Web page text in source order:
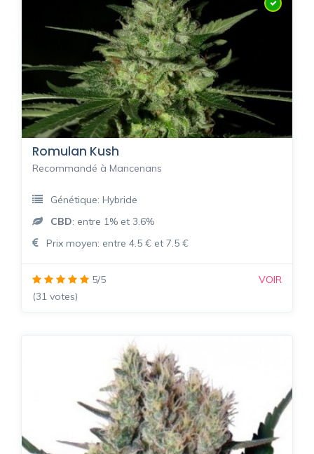
Romulan Kush
Recommandé à Mancenans
Génétique: Hybride
CBD: entre 1% et 3.6%
Prix moyen: entre 4.5 € et 7.5 €
5/5
(31 votes)
VOIR